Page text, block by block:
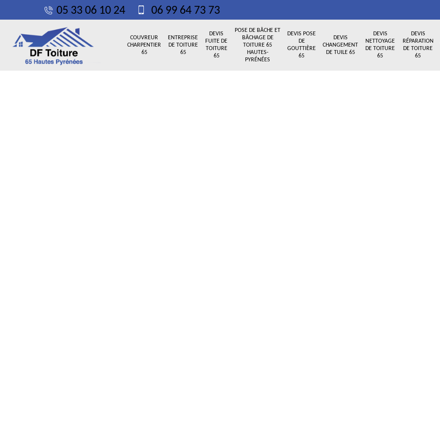
05 33 06 10 24 06 99 64 73 73
COUVREUR
CHARPENTIER
65
ENTREPRISE
DE TOITURE
65
DEVIS
FUITE DE
TOITURE
65
POSE DE BÂCHE ET
BÂCHAGE DE
TOITURE 65
HAUTES-
PYRÉNÉES
DEVIS POSE
DE
GOUTTIÈRE
65
DEVIS
CHANGEMENT
DE TUILE 65
DEVIS
NETTOYAGE
DE TOITURE
65
DEVIS
RÉPARATION
DE TOITURE
65